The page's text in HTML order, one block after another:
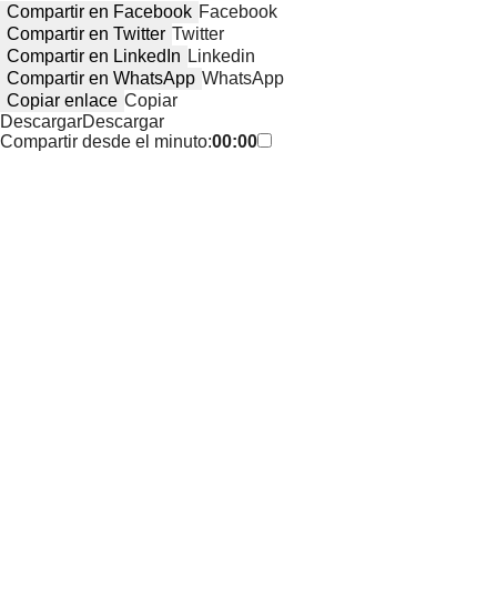
Compartir en Facebook Facebook
Compartir en Twitter Twitter
Compartir en LinkedIn Linkedin
Compartir en WhatsApp WhatsApp
Copiar enlace Copiar
DescargarDescargar
Compartir desde el minuto:00:00